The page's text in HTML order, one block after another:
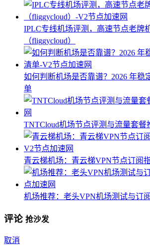
IPLC专线机场评测，高速节点老牌
（fliggycloud）
如何判断机场是否靠谱？2026 年稳
单
TNTCloud机场节点评测与流量套餐
青云梯机场：青云梯VPN节点订阅
机场推荐：老头VPN机场测试与订
评论 抢沙发
取消